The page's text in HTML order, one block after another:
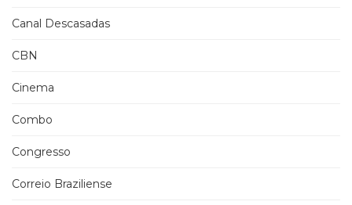
Canal Descasadas
CBN
Cinema
Combo
Congresso
Correio Braziliense